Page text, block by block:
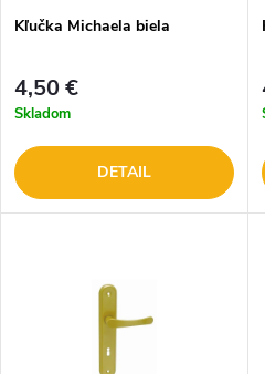
Kľučka Michaela biela
4,50 €
Skladom
DETAIL